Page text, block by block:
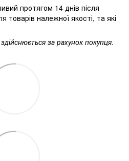
протягом 14 днів після
належної якості, та які
за рахунок покупця.